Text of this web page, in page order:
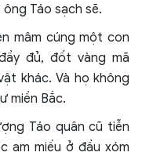
Táo sạch sẽ.
mâm cúng một con
đủ, đốt vàng mã
khác. Và họ không
miền Bắc.
Táo quân cũ tiễn
am miếu ở đầu xóm